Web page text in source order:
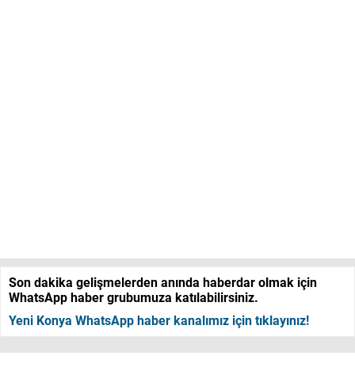
Son dakika gelişmelerden anında haberdar olmak için
WhatsApp haber grubumuza katılabilirsiniz.
Yeni Konya WhatsApp haber kanalımız için tıklayınız!